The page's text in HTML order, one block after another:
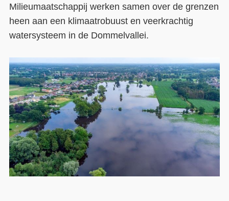
Milieumaatschappij werken samen over de grenzen
heen aan een klimaatrobuust en veerkrachtig
watersysteem in de Dommelvallei.